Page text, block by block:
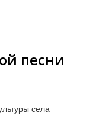
песни
села